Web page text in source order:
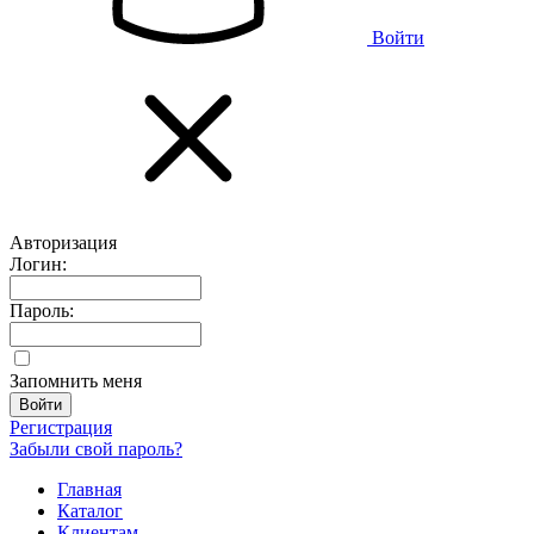
Войти
Авторизация
Логин:
Пароль:
Запомнить меня
Регистрация
Забыли свой пароль?
Главная
Каталог